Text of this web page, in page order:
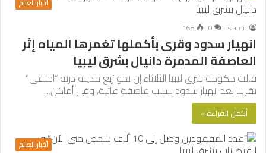
islamic
0
168
انهيار سدود وقرى بأكملها تغمرها المياه إثر
العاصفة المدمرة دانيال بشرق ليبيا
قالت حكومة شرق ليبيا الثلاثاء إن نحو رُبع مدينة درنة “اختفى”
تقريبا بعد انهيار سدود بسبب عاصفة عاتية، وفي أماكن…
أكمل القراءة »
أخبار العالم